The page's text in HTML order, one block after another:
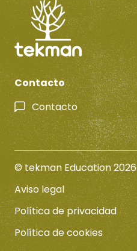
Contacto
Contacto
© tekman Education 2026
Aviso legal
Política de privacidad
Política de cookies